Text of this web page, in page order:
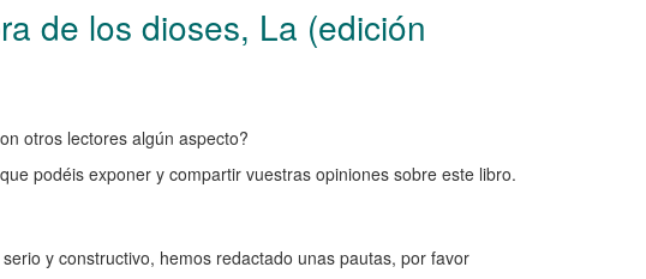
de los dioses, La (edición
otros lectores algún aspecto?
podéis exponer y compartir vuestras opiniones sobre este libro.
y constructivo, hemos redactado unas pautas, por favor